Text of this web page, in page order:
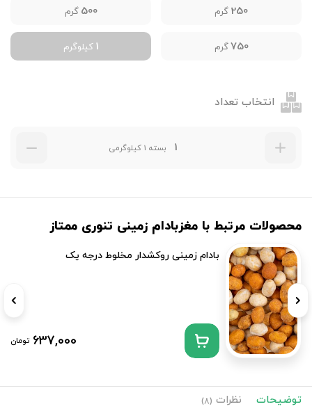
250 گرم 500 گرم
750گرم 1 کیلوگرم
انتخاب تعداد
بسته 1 کیلوگرمی
محصولات مرتبط با مغزبادام زمینی تنوری ممتاز
بادام زمینی روکشدار مخلوط درجه یک
637,000 تومان
توضیحات نظرات (8)